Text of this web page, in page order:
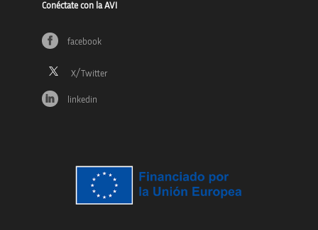
Conéctate con la AVI
facebook
linkedin